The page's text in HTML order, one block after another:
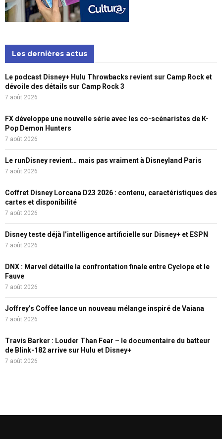
Les dernières actus
Le podcast Disney+ Hulu Throwbacks revient sur Camp Rock et
dévoile des détails sur Camp Rock 3
7 août 2026
FX développe une nouvelle série avec les co-scénaristes de K-
Pop Demon Hunters
7 août 2026
Le runDisney revient… mais pas vraiment à Disneyland Paris
7 août 2026
Coffret Disney Lorcana D23 2026 : contenu, caractéristiques des
cartes et disponibilité
7 août 2026
Disney teste déjà l’intelligence artificielle sur Disney+ et ESPN
7 août 2026
DNX : Marvel détaille la confrontation finale entre Cyclope et le
Fauve
7 août 2026
Joffrey’s Coffee lance un nouveau mélange inspiré de Vaiana
7 août 2026
Travis Barker : Louder Than Fear – le documentaire du batteur
de Blink-182 arrive sur Hulu et Disney+
7 août 2026